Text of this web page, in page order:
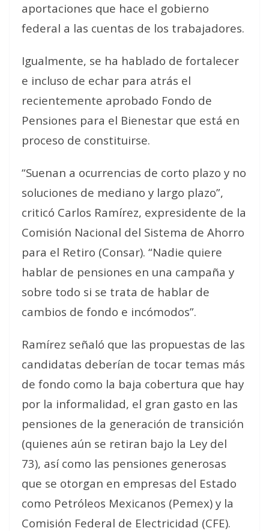
aportaciones que hace el gobierno
federal a las cuentas de los trabajadores.
Igualmente, se ha hablado de fortalecer
e incluso de echar para atrás el
recientemente aprobado Fondo de
Pensiones para el Bienestar que está en
proceso de constituirse.
“Suenan a ocurrencias de corto plazo y no
soluciones de mediano y largo plazo”,
criticó Carlos Ramírez, expresidente de la
Comisión Nacional del Sistema de Ahorro
para el Retiro (Consar). “Nadie quiere
hablar de pensiones en una campaña y
sobre todo si se trata de hablar de
cambios de fondo e incómodos”.
Ramírez señaló que las propuestas de las
candidatas deberían de tocar temas más
de fondo como la baja cobertura que hay
por la informalidad, el gran gasto en las
pensiones de la generación de transición
(quienes aún se retiran bajo la Ley del
73), así como las pensiones generosas
que se otorgan en empresas del Estado
como Petróleos Mexicanos (Pemex) y la
Comisión Federal de Electricidad (CFE).